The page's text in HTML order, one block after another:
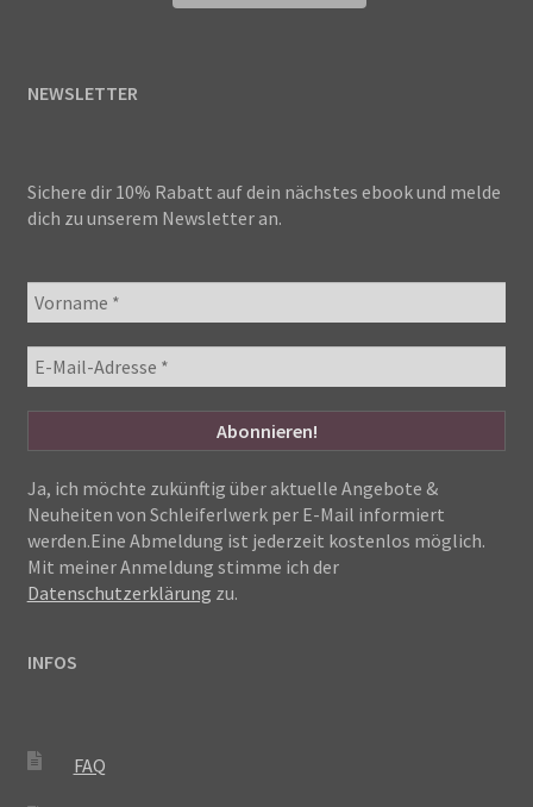
NEWSLETTER
Sichere dir 10% Rabatt auf dein nächstes ebook und melde
dich zu unserem Newsletter an.
Ja, ich möchte zukünftig über aktuelle Angebote &
Neuheiten von Schleiferlwerk per E-Mail informiert
werden.Eine Abmeldung ist jederzeit kostenlos möglich.
Mit meiner Anmeldung stimme ich der
Datenschutzerklärung zu.
INFOS
FAQ